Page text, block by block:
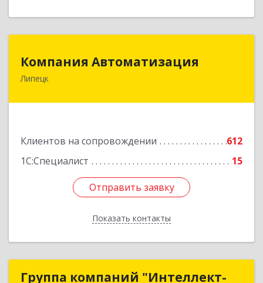
Компания Автоматизация
Липецк
Клиентов на сопровождении
612
1С:Специалист
15
Отправить заявку
Показать контакты
398001, Липецкая обл, Липецк г, Победы пл,
Отправить заявку
Назад
Группа компаний "Интеллект-
Группа компаний "Интеллект-